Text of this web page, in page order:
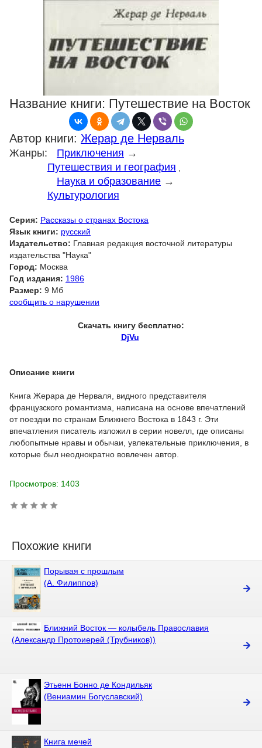
Название книги: Путешествие на Восток
Автор книги: Жерар де Нерваль
Жанры: Приключения →
Путешествия и география
Наука и образование →
Культурология
Серия: Рассказы о странах Востока
Язык книги: русский
Издательство: Главная редакция восточной литературы
издательства "Наука"
Город: Москва
Год издания: 1986
Размер: 9 Мб
сообщить о нарушении
Скачать книгу бесплатно:
DjVu
Описание книги
Книга Жерара де Нерваля, видного представителя
французского романтизма, написана на основе впечатлений
от поездки по странам Ближнего Востока в 1843 г. Эти
впечатления писатель изложил в серии новелл, где описаны
любопытные нравы и обычаи, увлекательные приключения, в
которые был неоднократно вовлечен автор.
Просмотров: 1403
Похожие книги
Порывая с прошлым
(А. Филиппов)
Ближний Восток — колыбель Православия
(Александр Протоиерей (Трубников))
Этьенн Бонно де Кондильяк
(Вениамин Богуславский)
Книга мечей